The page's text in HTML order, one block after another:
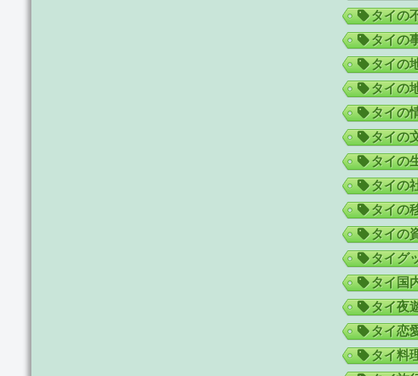
タイの
タイの
タイの
タイの
タイの
タイの
タイの
タイの
タイの
タイの
タイグ
タイ国
タイ夜
タイ恋
タイ料